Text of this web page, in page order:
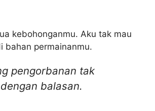
kebohonganmu. Aku tak mau
bahan permainanmu.
pengorbanan tak
balasan.